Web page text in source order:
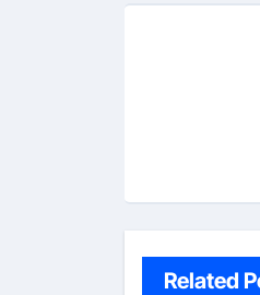
Related